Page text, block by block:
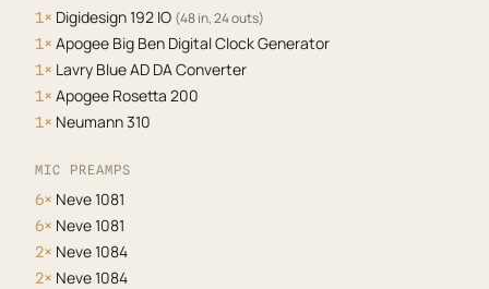
1× Digidesign 192 IO (48 in, 24 outs)
1× Apogee Big Ben Digital Clock Generator
1× Lavry Blue AD DA Converter
1× Apogee Rosetta 200
1× Neumann 310
MIC PREAMPS
6× Neve 1081
6× Neve 1081
2× Neve 1084
2× Neve 1084